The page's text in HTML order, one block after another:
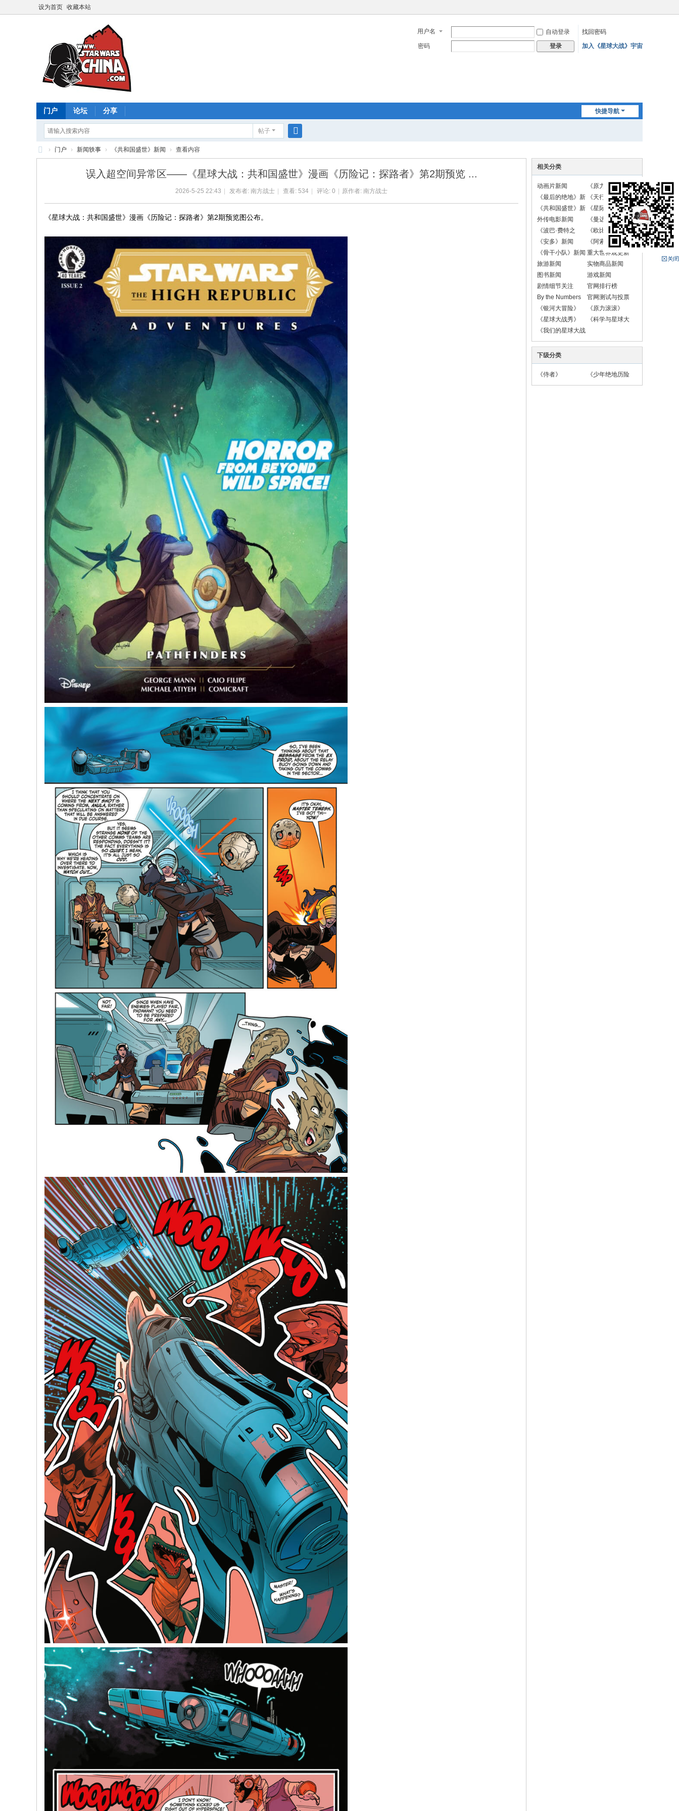
设为首页 收藏本站
用户名 自动登录
找回密码
密码
登录 加入《星球大战》宇宙
快捷导航
门户 论坛 分享
帖子
索
› 门户 › 新闻轶事 › 《共和国盛世》新闻 › 查看内容
误入超空间异常区——《星球大战：共和国盛世》漫画《历险记：探路者》第2期预览 ...
2026-5-25 22:43 发布者: 南方战士 查看: 534 评论: 0 原作者: 南方战士
《星球大战：共和国盛世》漫画《历险记：探路者》第2期预览图公布。
相关分类
动画片新闻
《原力觉醒》新闻
《最后的绝地》新
闻
《天行者崛起》新
闻
《共和国盛世》新
闻
《星际战斗机》新
闻
外传电影新闻
《曼达洛人》新闻
《波巴·费特之
书》新闻
《欧比-旺·克诺
比》新闻
《安多》新闻
《阿索卡》新闻
《骨干小队》新闻 重大世界观更新
旅游新闻
实物商品新闻
图书新闻
游戏新闻
剧情细节关注
官网排行榜
By the Numbers
官网测试与投票
《银河大冒险》
《原力滚滚》
《星球大战秀》
《科学与星球大
《我们的星球大战
故事》
下级分类
《侍者》
《少年绝地历险
记》